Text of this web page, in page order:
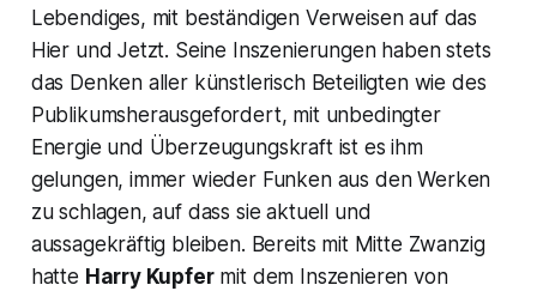
Lebendiges, mit beständigen Verweisen auf das
Hier und Jetzt. Seine Inszenierungen haben stets
das Denken aller künstlerisch Beteiligten wie des
Publikumsherausgefordert, mit unbedingter
Energie und Überzeugungskraft ist es ihm
gelungen, immer wieder Funken aus den Werken
zu schlagen, auf dass sie aktuell und
aussagekräftig bleiben. Bereits mit Mitte Zwanzig
hatte Harry Kupfermit dem Inszenieren von